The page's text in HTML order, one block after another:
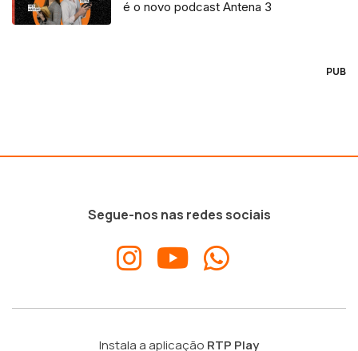
é o novo podcast Antena 3
PUB
Segue-nos nas redes sociais
Instala a aplicação RTP Play